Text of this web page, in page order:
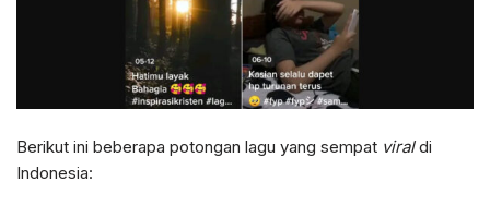
Berikut ini beberapa potongan lagu yang sempat viraldi
Indonesia: